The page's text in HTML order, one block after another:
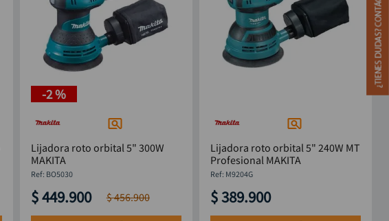
-2 %
Lijadora roto orbital 5" 300W
MAKITA
: BO5030
$449.900 $456.900
Lijadora roto orbital 5" 240W MT
Profesional MAKITA
: M9204G
$389.900